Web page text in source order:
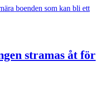
boenden som kan bli ett
stramas åt för